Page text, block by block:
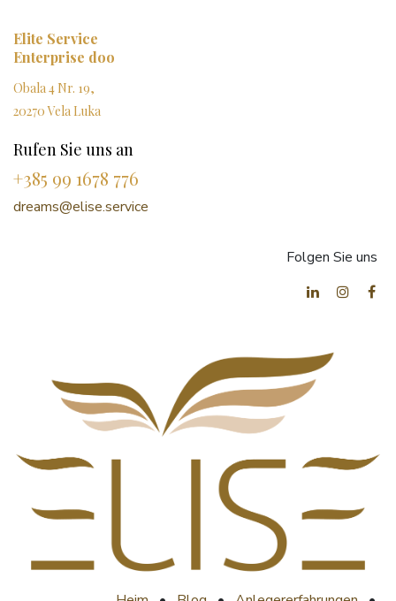
Elite Service
Enterprise doo
Obala 4 Nr. 19,
20270 Vela Luka
Rufen Sie uns an
+385 99 1678 776
dreams@elise.service
Folgen Sie uns